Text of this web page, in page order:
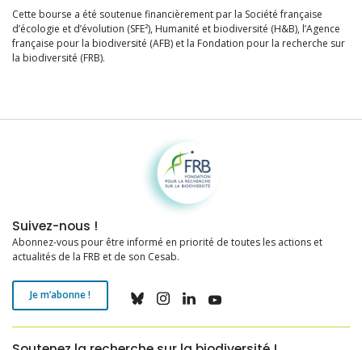
Cette bourse a été soutenue financièrement par la Société française
d’écologie et d’évolution (SFE²), Humanité et biodiversité (H&B), l’Agence
française pour la biodiversité (AFB) et la Fondation pour la recherche sur
la biodiversité (FRB).
Fondation pour la recherche sur la biodiversité
Suivez-nous !
Abonnez-vous pour être informé en priorité de toutes les actions et
actualités de la FRB et de son Cesab.
Je m’abonne !